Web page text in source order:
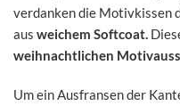
verdanken die Motivkissen
aus weichem Softcoat.
weihnachtlichen
Um ein Ausfransen der